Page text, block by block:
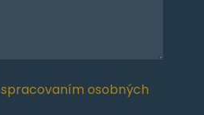
spracovaním osobných